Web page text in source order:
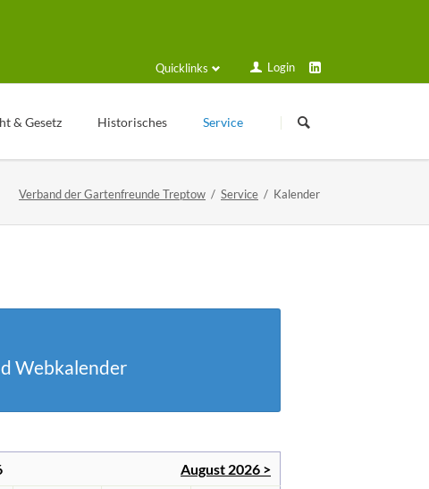
Login
Quicklinks
überspringen
& Gesetz Historisches
Texte zur Geschichte
Service
Formulare und Anträge
Verband der Gartenfreunde Treptow Service Kalender
Webkalender
August 2026 >